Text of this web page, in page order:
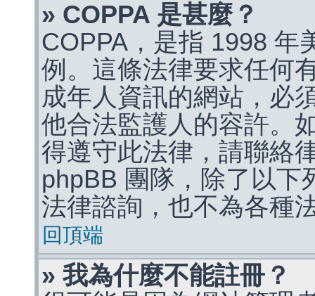
» COPPA 是甚麼？
COPPA，是指 1998 年
例。這條法律要求任何
成年人資訊的網站，必
他合法監護人的容許。
得遵守此法律，請聯絡
phpBB 團隊，除了以下
法律諮詢，也不為各種
回頂端
» 我為什麼不能註冊？